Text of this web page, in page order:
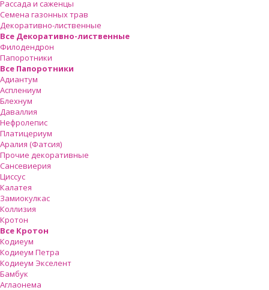
Рассада и саженцы
Семена газонных трав
Декоративно-лиственные
Все Декоративно-лиственные
Филодендрон
Папоротники
Все Папоротники
Адиантум
Асплениум
Блехнум
Даваллия
Нефролепис
Платицериум
Аралия (Фатсия)
Прочие декоративные
Сансевиерия
Циссус
Калатея
Замиокулкас
Коллизия
Кротон
Все Кротон
Кодиеум
Кодиеум Петра
Кодиеум Экселент
Бамбук
Аглаонема